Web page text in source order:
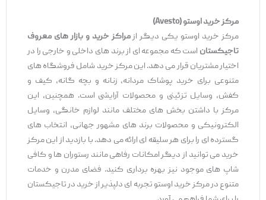
مرکز خرید اوستو(Avesto)
مرکز خرید اوستو یکی دیگر از مراکز خرید و بازار های معروف
تاجیکستاناست که مجموعه ‌ای از برند های داخلی و خارجی را در
اختیار مشتریان قرار می ‌دهد. این مرکز خرید شامل فروشگاه ‌های
متنوعی برای خرید پوشاک مردانه، زنانه و بچه‌ گانه، کیف و
کفش، وسایل تزئینی و محصولات آرایشی است. همچنین، این
مرکز با داشتن بخش‌ های مختلف مانند لوازم خانگی، وسایل
الکترونیکی و محصولات برند های مشهور جهانی، انتخاب‌ های
گسترده ‌ای را برای هر سلیقه ‌ای ارائه می ‌دهد. با بازدید از این مرکز
خرید می ‌توانید از دیگر امکانات رفاهی مانند رستوران ‌ها و کافی
‌شاپ‌ های موجود نیز بهره ‌برداری کنید. فضای مدرن و خدمات
متنوع در مرکز خرید اوستو تجربه ‌ای دلپذیر از خرید در تاجیکستان